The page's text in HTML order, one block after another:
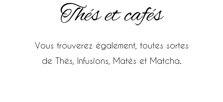
Thés et cafés
Vous trouverez également, toutes sortes
de Thés, Infusions, Matés et Matcha.